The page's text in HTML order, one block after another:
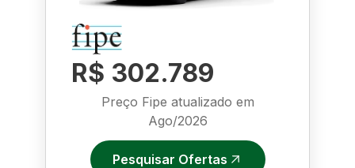
R$ 302.789
Preço Fipe atualizado em
Ago/2026
Pesquisar Ofertas